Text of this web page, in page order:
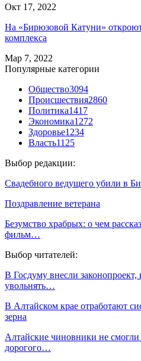
Окт 17, 2022
На «Бирюзовой Катуни»
комплекса
Мар 7, 2022
Популярные категории
Общество3094
Происшествия2860
Политика1417
Экономика1272
Здоровье1234
Власть1125
Выбор редакции:
Свадебного ведущего убили в
Поздравление ветерана
Безумство храбрых: о чем
фильм…
Выбор читателей:
В Госдуму внесли законопроект,
увольнять…
В Алтайском крае отработают
зерна
Алтайские чиновники не смогли
дорогого…